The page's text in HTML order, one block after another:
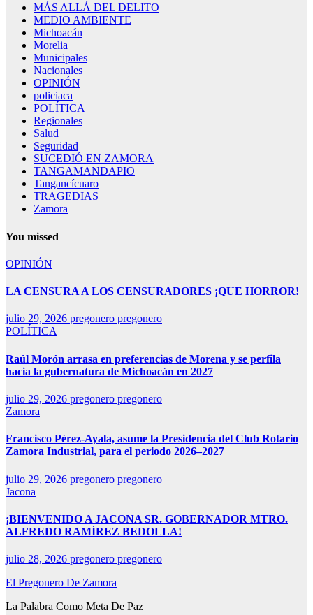
MÁS ALLÁ DEL DELITO
MEDIO AMBIENTE
Michoacán
Morelia
Municipales
Nacionales
OPINIÓN
policiaca
POLÍTICA
Regionales
Salud
Seguridad
SUCEDIÓ EN ZAMORA
TANGAMANDAPIO
Tangancícuaro
TRAGEDIAS
Zamora
You missed
OPINIÓN
LA CENSURA A LOS CENSURADORES ¡QUE HORROR!
julio 29, 2026 pregonero pregonero
POLÍTICA
Raúl Morón arrasa en preferencias de Morena y se perfila
hacia la gubernatura de Michoacán en 2027
julio 29, 2026 pregonero pregonero
Zamora
Francisco Pérez-Ayala, asume la Presidencia del Club Rotario
Zamora Industrial, para el periodo 2026–2027
julio 29, 2026 pregonero pregonero
Jacona
¡BIENVENIDO A JACONA SR. GOBERNADOR MTRO.
ALFREDO RAMÍREZ BEDOLLA!
julio 28, 2026 pregonero pregonero
El Pregonero De Zamora
La Palabra Como Meta De Paz